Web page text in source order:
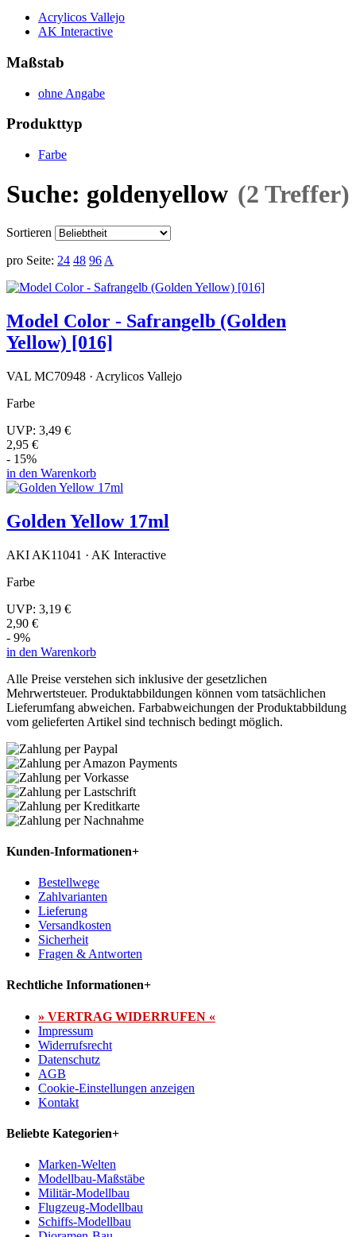
Acrylicos Vallejo
AK Interactive
Maßstab
ohne Angabe
Produkttyp
Farbe
Suche: goldenyellow (2 Treffer)
Sortieren
pro Seite: 24 48 96 A
Model Color - Safrangelb (Golden
Yellow) [016]
VAL MC70948 · Acrylicos Vallejo
Farbe
UVP: 3,49 €
2,95 €
- 15%
in den Warenkorb
Golden Yellow 17ml
AKI AK11041 · AK Interactive
Farbe
UVP: 3,19 €
2,90 €
- 9%
in den Warenkorb
Alle Preise verstehen sich inklusive der gesetzlichen
Mehrwertsteuer. Produktabbildungen können vom tatsächlichen
Lieferumfang abweichen. Farbabweichungen der Produktabbildung
vom gelieferten Artikel sind technisch bedingt möglich.
Kunden-Informationen+
Bestellwege
Zahlvarianten
Lieferung
Versandkosten
Sicherheit
Fragen & Antworten
Rechtliche Informationen+
» VERTRAG WIDERRUFEN «
Impressum
Widerrufsrecht
Datenschutz
AGB
Cookie-Einstellungen anzeigen
Kontakt
Beliebte Kategorien+
Marken-Welten
Modellbau-Maßstäbe
Militär-Modellbau
Flugzeug-Modellbau
Schiffs-Modellbau